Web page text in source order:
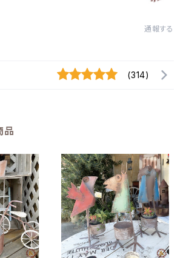
通報する
(314)
品